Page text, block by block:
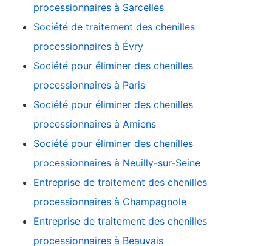
processionnaires à Sarcelles
Société de traitement des chenilles
processionnaires à Évry
Société pour éliminer des chenilles
processionnaires à Paris
Société pour éliminer des chenilles
processionnaires à Amiens
Société pour éliminer des chenilles
processionnaires à Neuilly-sur-Seine
Entreprise de traitement des chenilles
processionnaires à Champagnole
Entreprise de traitement des chenilles
processionnaires à Beauvais